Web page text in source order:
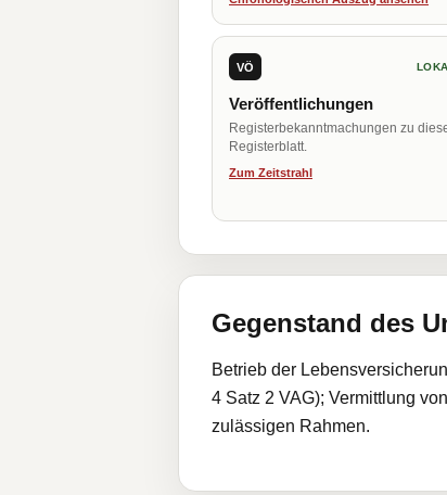
VÖ
Veröffentlichungen
Registerbekanntmachungen zu
Registerblatt.
Zum Zeitstrahl
Gegenstand des
Betrieb der
4 Satz 2 VAG); Vermittlung
zulässigen Rahmen.